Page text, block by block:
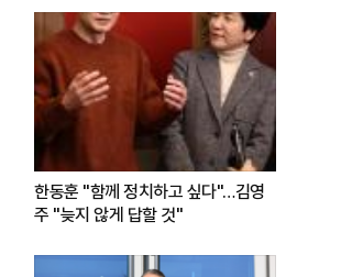
한동훈 "함께 정치하고 싶다"…김영
주 "늦지 않게 답할 것"